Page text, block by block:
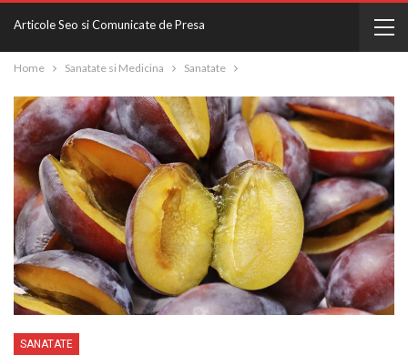
Articole Seo si Comunicate de Presa
Home Sanatate si Medicina Sanatate
SANATATE